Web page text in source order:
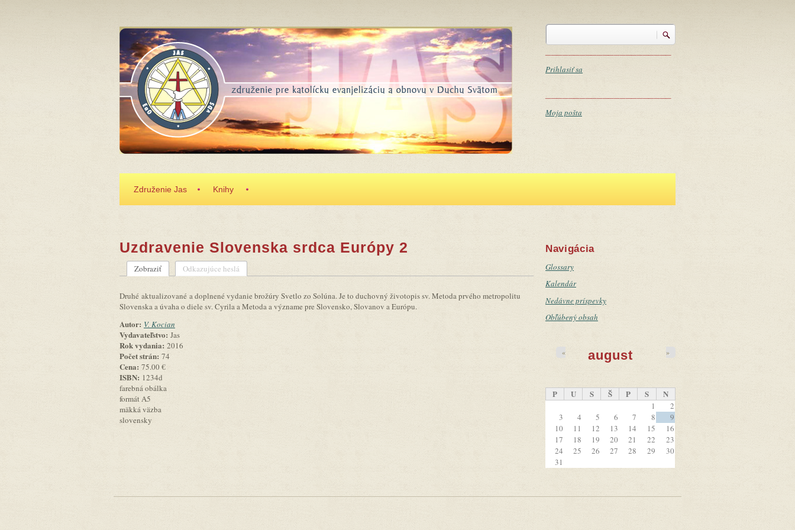
Vyhľadávanie
Prihlasiť sa
Moja pošta
Združenie Jas Knihy
Uzdravenie Slovenska srdca Európy 2
Zobraziť (aktívna karta)
Odkazujúce heslá
Druhé aktualizované a doplnené vydanie brožúry Svetlo zo Solúna. Je to duchovný životopis sv. Metoda prvého metropolitu
Slovenska a úvaha o diele sv. Cyrila a Metoda a význame pre Slovensko, Slovanov a Európu.
Autor: V. Kocian
Vydavateľstvo: Jas
Rok vydania: 2016
Počet strán: 74
Cena: 75.00 €
ISBN: 1234d
farebná obálka
formát A5
mäkká väzba
slovensky
Navigácia
Glossary
Kalendár
Nedávne príspevky
Obľúbený obsah
august
« »
P U S Š P S N
1
2
3
4 5 6 7 8
9
10
11 12 13 14 15
16
17
18 19 20 21 22
23
24
25 26 27 28 29
30
31